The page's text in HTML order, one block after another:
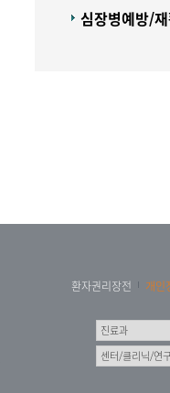
심장병예방/
환자권리장전 개인